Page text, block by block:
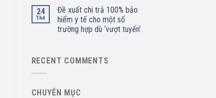
24
Th4
Đề xuất chi trả 100% bảo
hiểm y tế cho một số
trường hợp dù ‘vượt tuyến’
RECENT COMMENTS
CHUYÊN MỤC